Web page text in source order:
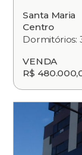
Santa Maria
Centro
Dormitórios:
VENDA
R$